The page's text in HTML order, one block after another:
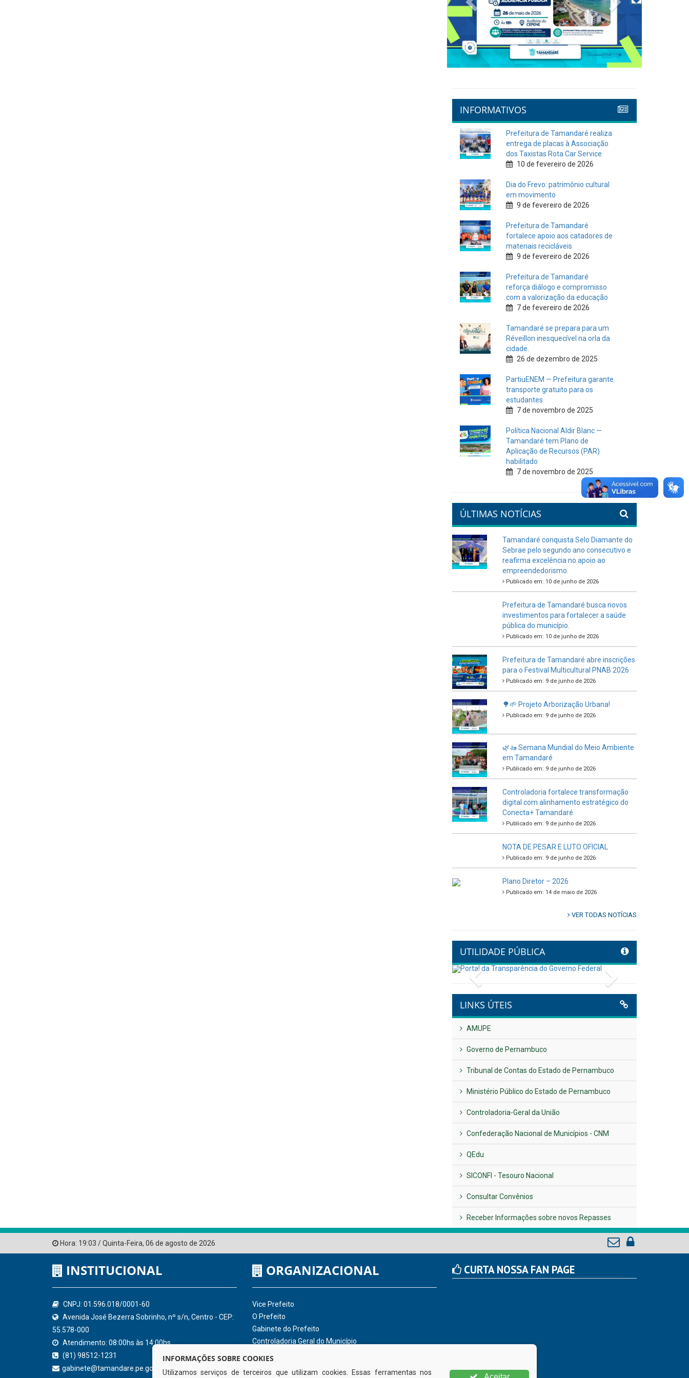
INFORMATIVOS
Prefeitura de Tamandaré realiza
entrega de placas à Associação
dos Taxistas Rota Car Service
10 de fevereiro de 2026
Dia do Frevo: patrimônio cultural
em movimento
9 de fevereiro de 2026
Prefeitura de Tamandaré
fortalece apoio aos catadores de
materiais recicláveis
9 de fevereiro de 2026
Prefeitura de Tamandaré
reforça diálogo e compromisso
com a valorização da educação
7 de fevereiro de 2026
Tamandaré se prepara para um
Réveillon inesquecível na orla da
cidade.
26 de dezembro de 2025
PartiuENEM — Prefeitura garante
transporte gratuito para os
estudantes
7 de novembro de 2025
Política Nacional Aldir Blanc —
Tamandaré tem Plano de
Aplicação de Recursos (PAR)
habilitado
7 de novembro de 2025
ÚLTIMAS NOTÍCIAS
Tamandaré conquista Selo Diamante do
Sebrae pelo segundo ano consecutivo e
reafirma excelência no apoio ao
empreendedorismo.
Publicado em: 10 de junho de 2026
Prefeitura de Tamandaré busca novos
investimentos para fortalecer a saúde
pública do município.
Publicado em: 10 de junho de 2026
Prefeitura de Tamandaré abre inscrições
para o Festival Multicultural PNAB 2026
Publicado em: 9 de junho de 2026
🌳🌱 Projeto Arborização Urbana!
Publicado em: 9 de junho de 2026
🌿🚤 Semana Mundial do Meio Ambiente
em Tamandaré
Publicado em: 9 de junho de 2026
Controladoria fortalece transformação
digital com alinhamento estratégico do
Conecta+ Tamandaré.
Publicado em: 9 de junho de 2026
NOTA DE PESAR E LUTO OFICIAL
Publicado em: 9 de junho de 2026
Plano Diretor – 2026
Publicado em: 14 de maio de 2026
VER TODAS NOTÍCIAS
UTILIDADE PÚBLICA
Previous
LINKS ÚTEIS
AMUPE
Governo de Pernambuco
Tribunal de Contas do Estado de Pernambuco
Ministério Público do Estado de Pernambuco
Controladoria-Geral da União
Confederação Nacional de Municípios - CNM
QEdu
SICONFI - Tesouro Nacional
Consultar Convênios
Receber Informações sobre novos Repasses
Hora: 19:03 /Quinta-Feira, 06 de agosto de 2026
INSTITUCIONAL
CNPJ: 01.596.018/0001-60
Avenida José Bezerra Sobrinho, nº s/n, Centro - CEP:
55.578-000
Atendimento: 08:00hs às 14:00hs
(81) 98512-1231
gabinete@tamandare.pe.gov.br
ORGANIZACIONAL
Vice Prefeito
O Prefeito
Gabinete do Prefeito
Controladoria Geral do Município
CURTA NOSSA FAN PAGE
INFORMAÇÕES SOBRE COOKIES
Utilizamos serviços de terceiros que utilizam cookies. Essas ferramentas nos